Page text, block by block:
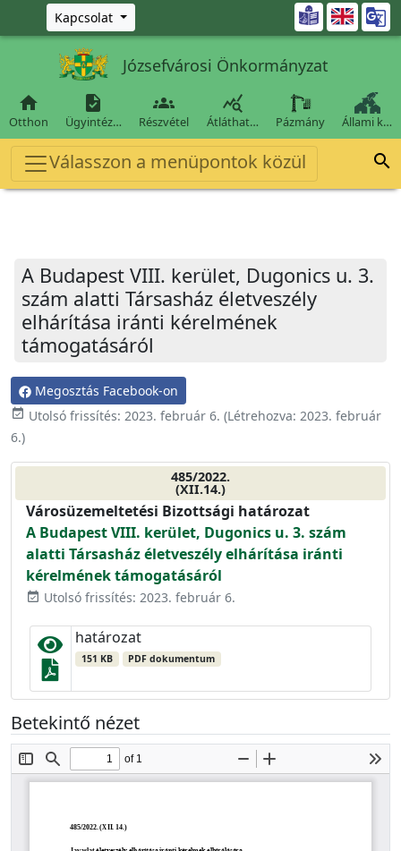
Ugrás a fő tartalomra
Kapcsolat 
Józsefvárosi Önkormányzat

Otthon

Ügyintéz…

Részvétel

Átláthat… Pázmány Állami k…
Válasszon a menüpontok közül 
A Budapest VIII. kerület, Dugonics u. 3.
szám alatti Társasház életveszély
elhárítása iránti kérelmének
támogatásáról
Megosztás Facebook-on
event_available Utolsó frissítés: 2023. február 6. (Létrehozva: 2023. február
6.)
485/2022.
(XII.14.)
Városüzemeltetési Bizottsági határozat
A Budapest VIII. kerület, Dugonics u. 3. szám
alatti Társasház életveszély elhárítása iránti
kérelmének támogatásáról
event_available Utolsó frissítés: 2023. február 6.
határozat
151 KB PDF dokumentum
Betekintő nézet